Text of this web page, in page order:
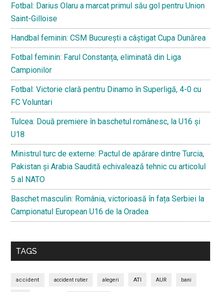
Fotbal: Darius Olaru a marcat primul său gol pentru Union
Saint-Gilloise
Handbal feminin: CSM București a câștigat Cupa Dunărea
Fotbal feminin: Farul Constanța, eliminată din Liga
Campionilor
Fotbal: Victorie clară pentru Dinamo în Superligă, 4-0 cu
FC Voluntari
Tulcea: Două premiere în baschetul românesc, la U16 și
U18
Ministrul turc de externe: Pactul de apărare dintre Turcia,
Pakistan și Arabia Saudită echivalează tehnic cu articolul
5 al NATO
Baschet masculin: România, victorioasă în fața Serbiei la
Campionatul European U16 de la Oradea
TAGS
accident accident rutier alegeri ATI AUR bani